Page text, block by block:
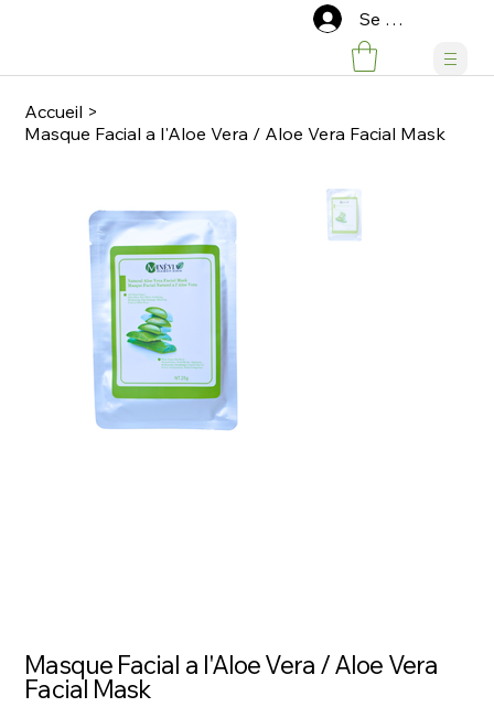
Se connecter
Accueil >
Masque Facial a l'Aloe Vera / Aloe Vera Facial Mask
Masque Facial a l'Aloe Vera / Aloe Vera
Facial Mask